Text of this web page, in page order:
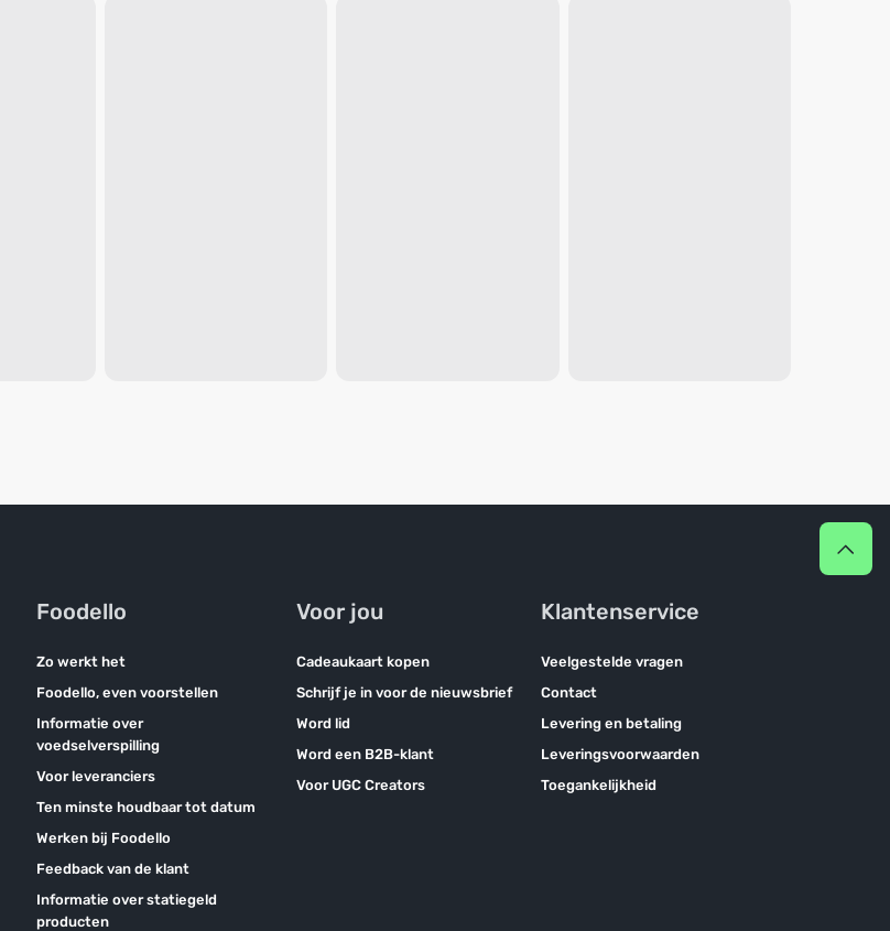
Foodello
Zo werkt het
Foodello, even voorstellen
Informatie over
voedselverspilling
Voor leveranciers
Ten minste houdbaar tot datum
Werken bij Foodello
Feedback van de klant
Informatie over statiegeld
producten
Voor jou
Cadeaukaart kopen
Schrijf je in voor de nieuwsbrief
Word lid
Word een B2B-klant
Voor UGC Creators
Klantenservice
Veelgestelde vragen
Contact
Levering en betaling
Leveringsvoorwaarden
Toegankelijkheid